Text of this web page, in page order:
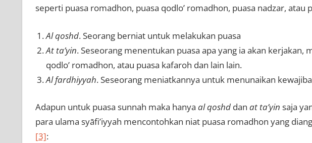
seperti puasa romadhon, puasa qodlo’ romadhon, puasa nadzar, atau
Al qoshd. Seorang berniat untuk melakukan puasa
At ta’yin. Seseorang menentukan puasa apa yang ia akan kerjakan,
qodlo’ romadhon, atau puasa kafaroh dan lain lain.
Al fardhiyyah. Seseorang meniatkannya untuk menunaikan
Adapun untuk puasa sunnah maka hanya al qoshddan at ta’yin saja
para ulama syāfi’iyyah mencontohkan niat puasa romadhon yang
[3]: